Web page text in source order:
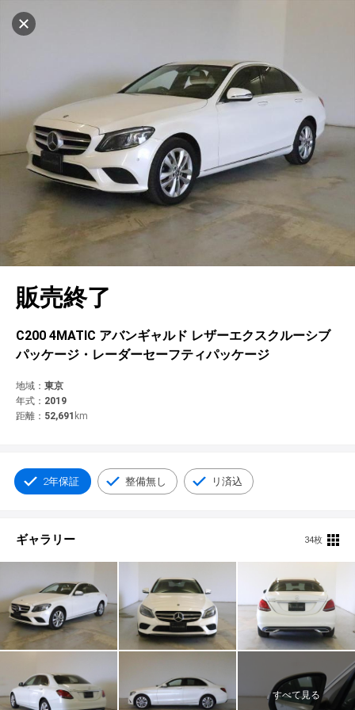
販売店検索
エリア別最新ニュース
品質と保証
自動車保険
カタログ情報
ログイン
マイアカウント
マイリスト
問合せ履歴
アカウントの確認・編集
アフターサービス
アフターサービス
車検／定期点検
タイヤ交換
ボディ修理
企業情報
企業概要
プレスリリース
ヤナセの歴史
女性活躍・次世代育成
BMW認定中古車
フォルクスワーゲン認定中古車
ポルシェ認定中古車
新車情報
ソーシャルメディアポリシー
利用規約
金融商品の勧誘方針
© 2021 YANASE & CO.,LTD. ALL RIGHTS RESERVED.
販売終了
C200 4MATIC アバンギャルド レザーエクスクルーシブ
パッケージ・レーダーセーフティパッケージ
地域： 東京
年式： 2019
距離： 52,691 km
2年保証 整備無し リ済込
ギャラリー 34枚
電話で問い合わせ（無料）
キャンセル
府中
サーティファイドカーセンター
販売店情報
地図を見る
在庫一覧
キャンセル